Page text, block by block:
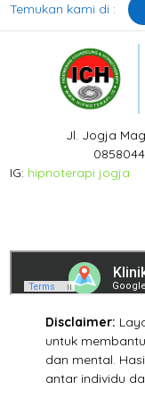
Temukan kami di :
Jl. Jogja
IG: hipnoterapi jogja
Disclaimer:
untuk
dan mental.
antar individu